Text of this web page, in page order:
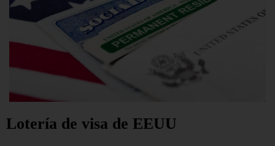
Lotería de visa de EEUU